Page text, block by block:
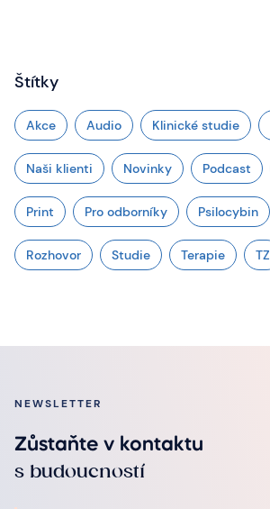
Štítky
Akce Audio Klinické studie
Naši klienti Novinky Podcast
Print Pro odborníky Psilocybin
Rozhovor Studie Terapie TZ
NEWSLETTER
Zůstaňte v kontaktu
s budoucností